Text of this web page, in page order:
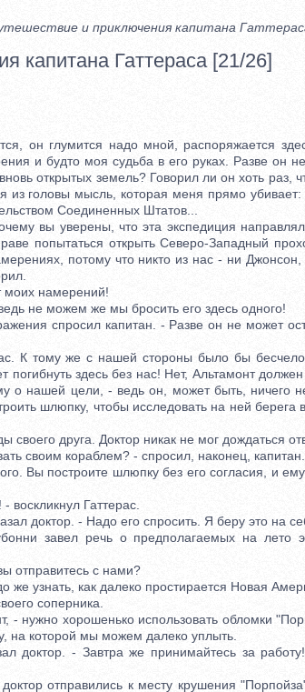
и приключения капитана
капитана Гаттераса [21/26]
он глумится надо мной, распоряжается
и будто моя судьба в его руках. Разве он
открытых земель? Говорил ли он хоть раз,
головы мысль, которая меня прямо убивает:
Соединенных Штатов...
вы уверены, что эта экспедиция
попытаться открыть Северо-Западный
потому что никто из нас - ни
моих намерений!
не можем же мы бросить его здесь одного!
спросил капитан. - Разве он не может
К тому же с нашей стороны было бы
погибнуть здесь без нас! Нет, Альтамонт
о нашей цели, - ведь он, может быть, ничего
шлюпку, чтобы исследовать на ней берега
друга. Доктор никак не мог дождаться
своим кораблем? - спросил, наконец, капитан.
Вы построите шлюпку без его согласия, и
воскликнул Гаттерас.
доктор. - Надо его спросить. Я беру это на
завел речь о предполагаемых на лето
отправитесь с нами?
узнать, как далеко простирается Новая
соперника.
нужно хорошенько использовать обломки
на которой мы можем далеко уплыть.
- Завтра же принимайтесь за
отправились к месту крушения